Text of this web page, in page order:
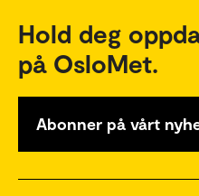
Hold deg
på OsloMet.
Abonner på vårt